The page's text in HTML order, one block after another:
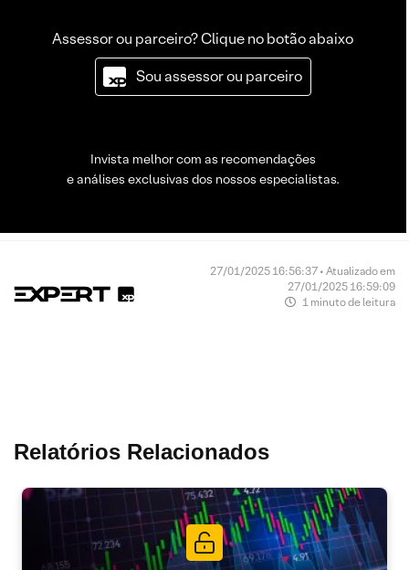
Assessor ou parceiro? Clique no botão abaixo
Sou assessor ou parceiro
Invista melhor com as recomendações
e análises exclusivas dos nossos especialistas.
27/01/2025 16:56:37 • Atualizado em
27/01/2025 16:59:09
1 minuto de leitura
Relatórios Relacionados